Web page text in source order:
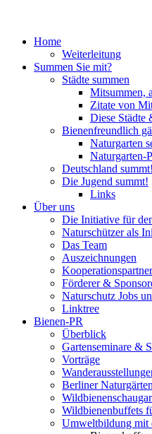
Home
Weiterleitung
Summen Sie mit?
Städte summen
Mitsummen,
Zitate von
Diese Städte
Bienenfreundlich
Naturgarten
Naturgarten-
Deutschland
Die Jugend summt!
Links
Über uns
Die Initiative für
Naturschützer als
Das Team
Auszeichnungen
Kooperationspartner
Förderer &
Naturschutz Jobs
Linktree
Bienen-PR
Überblick
Gartenseminare &
Vorträge
Berliner Naturgärten
Wildbienenbuffets
Umweltbildung mit